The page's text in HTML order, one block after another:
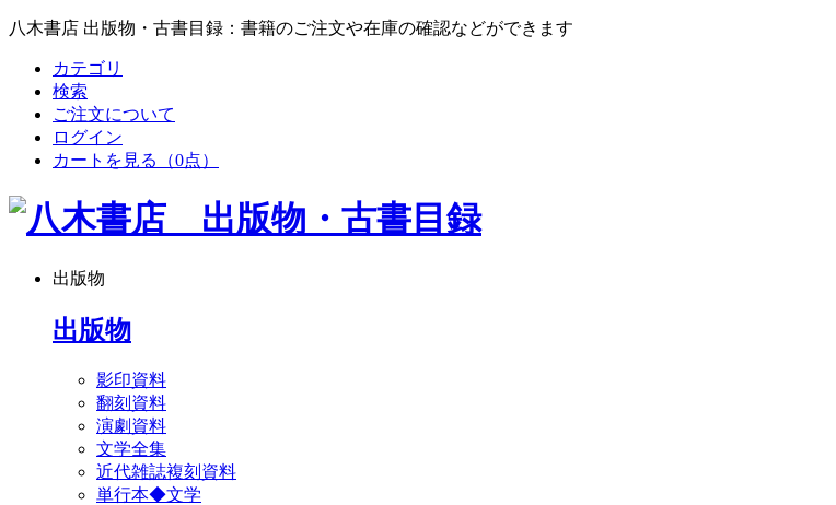
八木書店 出版物・古書目録：書籍のご注文や在庫の確認などができます
カテゴリ
検索
ご注文について
ログイン
カートを見る
（0点）
出版物
出版物
影印資料
翻刻資料
演劇資料
文学全集
近代雑誌複刻資料
単行本◆文学